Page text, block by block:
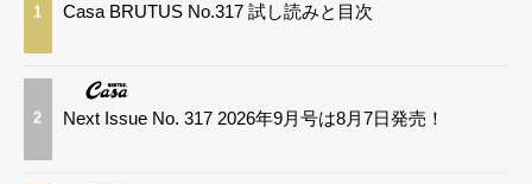
1 Casa BRUTUS No.317 試し読みと目次
2 Next Issue No. 317 2026年9月号は8月7日発売！